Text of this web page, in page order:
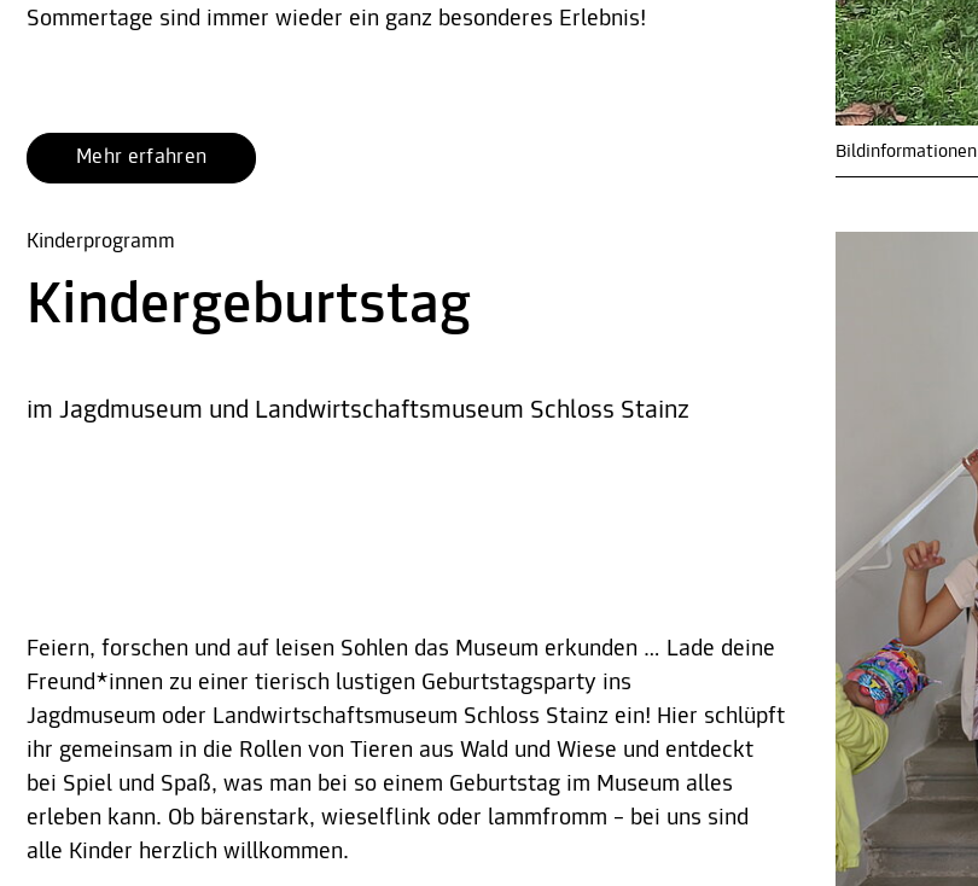
Sommertage sind immer wieder ein ganz besonderes Erlebnis!
Mehr erfahren Bildinformationen
Kinderprogramm
Kindergeburtstag
im Jagdmuseum und Landwirtschaftsmuseum Schloss Stainz
Feiern, forschen und auf leisen Sohlen das Museum erkunden … Lade deine
Freund*innen zu einer tierisch lustigen Geburtstagsparty ins
Jagdmuseum oder Landwirtschaftsmuseum Schloss Stainz ein! Hier schlüpft
ihr gemeinsam in die Rollen von Tieren aus Wald und Wiese und entdeckt
bei Spiel und Spaß, was man bei so einem Geburtstag im Museum alles
erleben kann. Ob bärenstark, wieselflink oder lammfromm – bei uns sind
alle Kinder herzlich willkommen.